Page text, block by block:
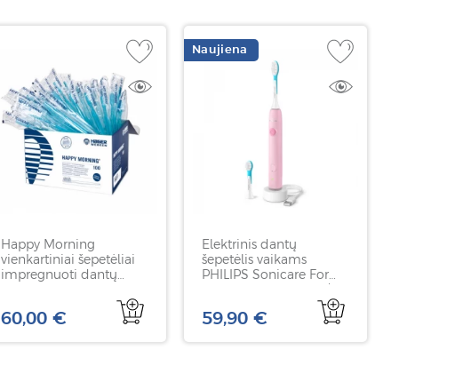
Happy Morning
vienkartiniai šepetėliai
impregnuoti dantų
60,00 €
Naujiena
Elektrinis dantų
šepetėlis vaikams
PHILIPS Sonicare For
rožinės spalvos, 1 vnt
59,90 €